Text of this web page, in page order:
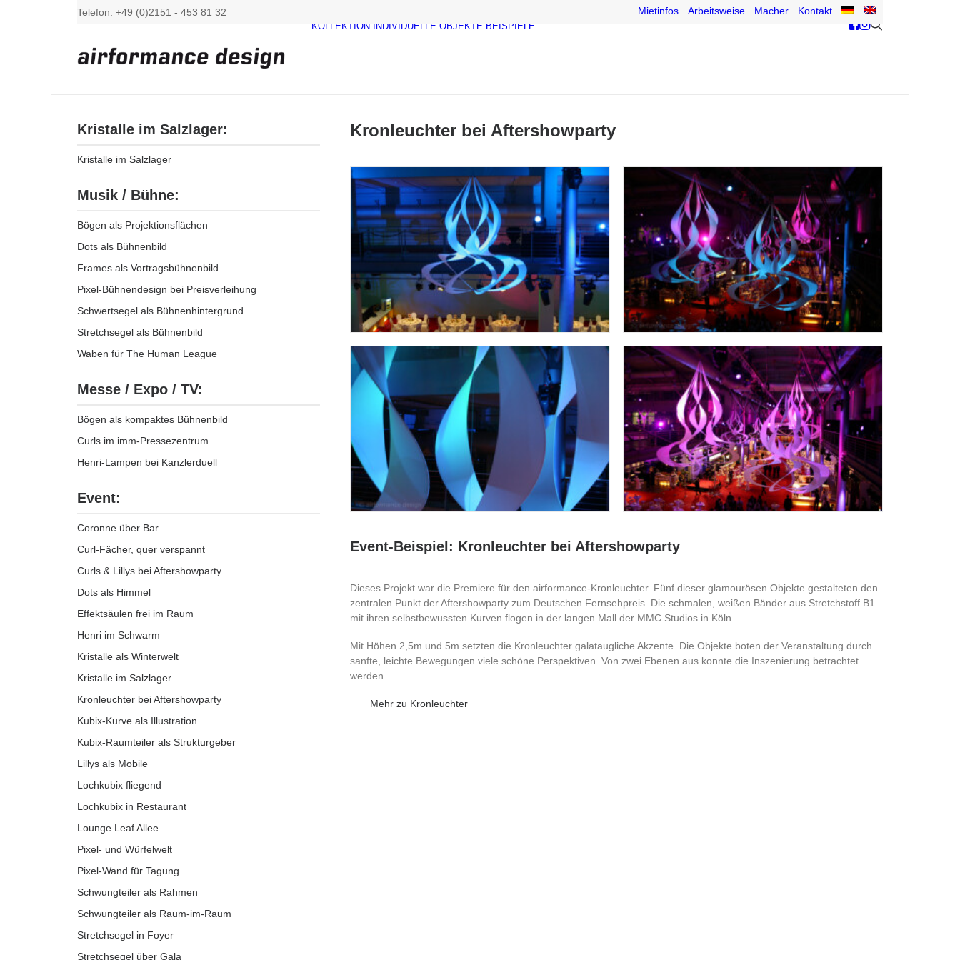
Telefon: +49 (0)2151 - 453 81 32 Mietinfos Arbeitsweise Macher Kontakt
KOLLEKTION INDIVIDUELLE OBJEKTE BEISPIELE
Kronleuchter bei Aftershowparty
Event-Beispiel: Kronleuchter bei Aftershowparty
Dieses Projekt war die Premiere für den airformance-Kronleuchter. Fünf dieser glamourösen Objekte gestalteten den
zentralen Punkt der Aftershowparty zum Deutschen Fernsehpreis. Die schmalen, weißen Bänder aus Stretchstoff B1
mit ihren selbstbewussten Kurven flogen in der langen Mall der MMC Studios in Köln.
Mit Höhen 2,5m und 5m setzten die Kronleuchter galataugliche Akzente. Die Objekte boten der Veranstaltung durch
sanfte, leichte Bewegungen viele schöne Perspektiven. Von zwei Ebenen aus konnte die Inszenierung betrachtet
werden.
___ Mehr zu Kronleuchter
Kristalle im Salzlager:
Kristalle im Salzlager
Musik / Bühne:
Bögen als Projektionsflächen
Dots als Bühnenbild
Frames als Vortragsbühnenbild
Pixel-Bühnendesign bei Preisverleihung
Schwertsegel als Bühnenhintergrund
Stretchsegel als Bühnenbild
Waben für The Human League
Messe / Expo / TV:
Bögen als kompaktes Bühnenbild
Curls im imm-Pressezentrum
Henri-Lampen bei Kanzlerduell
Event:
Coronne über Bar
Curl-Fächer, quer verspannt
Curls & Lillys bei Aftershowparty
Dots als Himmel
Effektsäulen frei im Raum
Henri im Schwarm
Kristalle als Winterwelt
Kristalle im Salzlager
Kronleuchter bei Aftershowparty
Kubix-Kurve als Illustration
Kubix-Raumteiler als Strukturgeber
Lillys als Mobile
Lochkubix fliegend
Lochkubix in Restaurant
Lounge Leaf Allee
Pixel- und Würfelwelt
Pixel-Wand für Tagung
Schwungteiler als Rahmen
Schwungteiler als Raum-im-Raum
Stretchsegel in Foyer
Stretchsegel über Gala